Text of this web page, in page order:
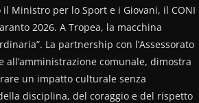
Ministro per lo Sport e i Giovani, il CONI
2026. A Tropea, la macchina
La partnership con l’Assessorato
comunale, dimostra
un impatto culturale senza
disciplina, del coraggio e del rispetto